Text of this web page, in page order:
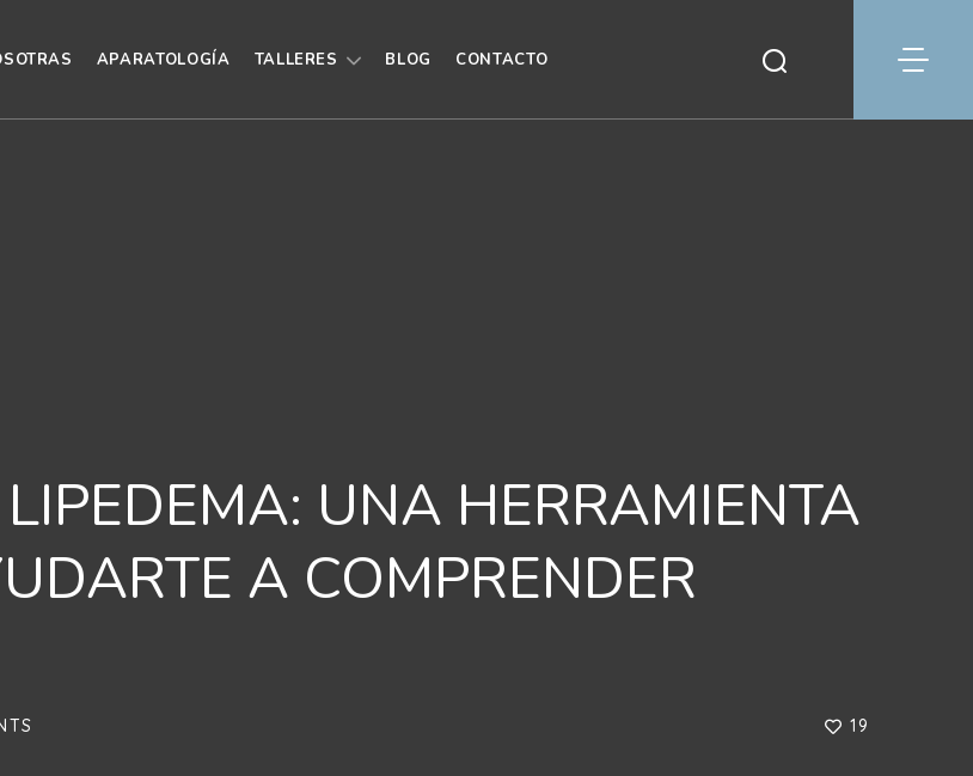
APARATOLOGÍA TALLERES BLOG CONTACTO
UNA HERRAMIENTA
A COMPRENDER
19